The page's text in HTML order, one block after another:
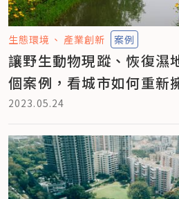
生態環境 產業創新 案例
讓野生動物現蹤、恢復
個案例，看城市如何重新
2023.05.24